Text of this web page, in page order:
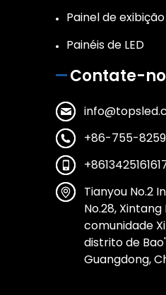
Painel de
Painéis de LED
Contate-
+86-755-
Tianyou No.2
No.28, Xintang
comunidade
distrito de
Guangdong,